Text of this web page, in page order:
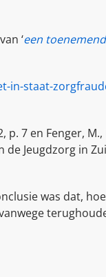
‘een
in-staat-
7 en Fenger, M.,
Jeugdzorg in
was dat,